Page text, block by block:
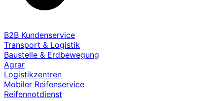
B2B Kundenservice
Transport & Logistik
Baustelle & Erdbewegung
Agrar
Logistikzentren
Mobiler Reifenservice
Reifennotdienst